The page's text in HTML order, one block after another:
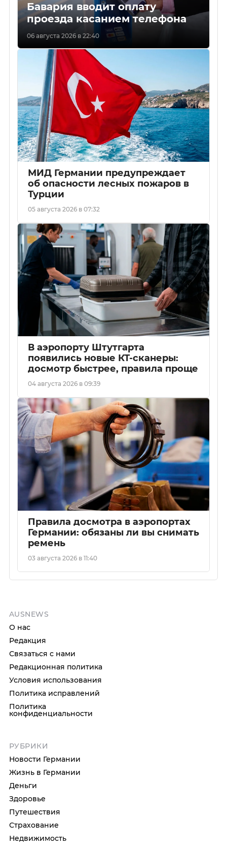
Бавария вводит оплату
проезда касанием телефона
06 августа 2026 в 22:40
МИД Германии предупреждает
об опасности лесных пожаров в
Турции
05 августа 2026 в 07:32
В аэропорту Штутгарта
появились новые КТ-сканеры:
досмотр быстрее, правила проще
04 августа 2026 в 09:39
Правила досмотра в аэропортах
Германии: обязаны ли вы снимать
ремень
03 августа 2026 в 11:40
AUSNEWS
О нас
Редакция
Связаться с нами
Редакционная политика
Условия использования
Политика исправлений
Политика
конфиденциальности
РУБРИКИ
Новости Германии
Жизнь в Германии
Деньги
Здоровье
Путешествия
Страхование
Недвижимость